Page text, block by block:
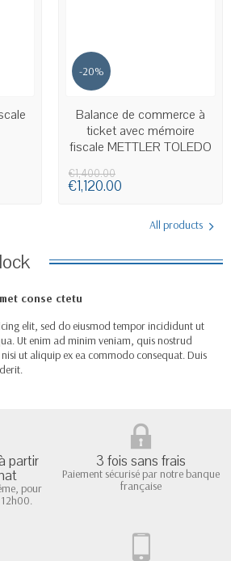
-20%
AVAILABLE
Balance de commerce à
ticket avec mémoire
fiscale METTLER TOLEDO
€1,400.00
€1,120.00
All products
conse ctetu
elit, sed do eiusmod tempor incididunt ut
Ut enim ad minim veniam, quis nostrud
ut aliquip ex ea commodo consequat. Duis
partir
pour
3 fois sans frais
Paiement sécurisé par notre banque
française